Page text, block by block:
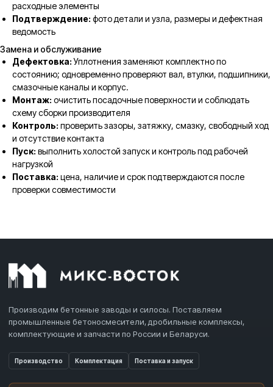
расходные элементы
Подтверждение: фото детали и узла, размеры и дефектная
ведомость
Замена и обслуживание
Дефектовка:Уплотнения заменяют комплектно по
состоянию; одновременно проверяют вал, втулки, подшипники,
смазочные каналы и корпус.
Монтаж: очистить посадочные поверхности и соблюдать
схему сборки производителя
Контроль: проверить зазоры, затяжку, смазку, свободный ход
и отсутствие контакта
Пуск: выполнить холостой запуск и контроль под рабочей
нагрузкой
Поставка: цена, наличие и срок подтверждаются после
проверки совместимости
Производим бетонные заводы и силосы. Поставляем
промышленные бетоносмесители, дробильные комплексы,
комплектующие и запчасти по России и Беларуси.
Производство Комплектация Поставка и запуск